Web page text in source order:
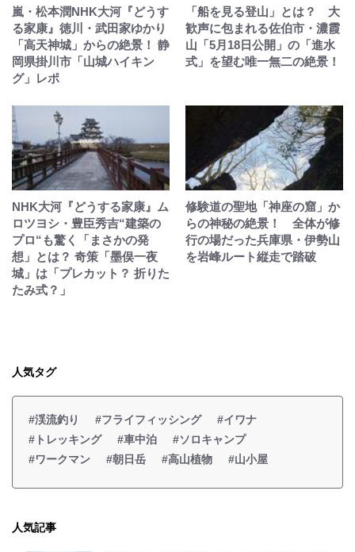
嵐・松本潤NHK大河『どうす
る家康』徳川・武田家ゆかり
「高天神城」からの絶景！ 静
岡県掛川市「山城ハイキン
グ」レポ
「船を見る登山」とは？ 大
歓声に包まれる佐伯市・濃霞
山「5月18日公開」の「進水
式」を望む唯一無二の絶景！
NHK大河『どうする家康』ム
ロツヨシ・豊臣秀吉“建築の
プロ“も驚く「まさかの発
想」とは？ 奇策「墨俣一夜
城」は「プレカット？ 折りた
たみ式？」
修験道の聖地「神座の窟」か
らの神秘の絶景！ 全体が修
行の場だった兵庫県・伊勢山
を岩峰ルート縦走で踏破
人気タグ
#渓流釣り #フライフィッシング
#イワナ
#トレッキング
#車中泊
#ソロキャンプ
#ワークマン
#朝日岳 #高山植物 #山小屋
人気記事